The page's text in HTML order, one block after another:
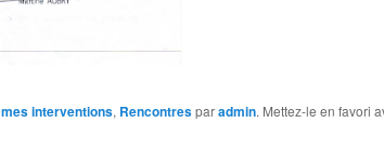
mes interventions, Rencontresparadmin. Mettez-le en favori